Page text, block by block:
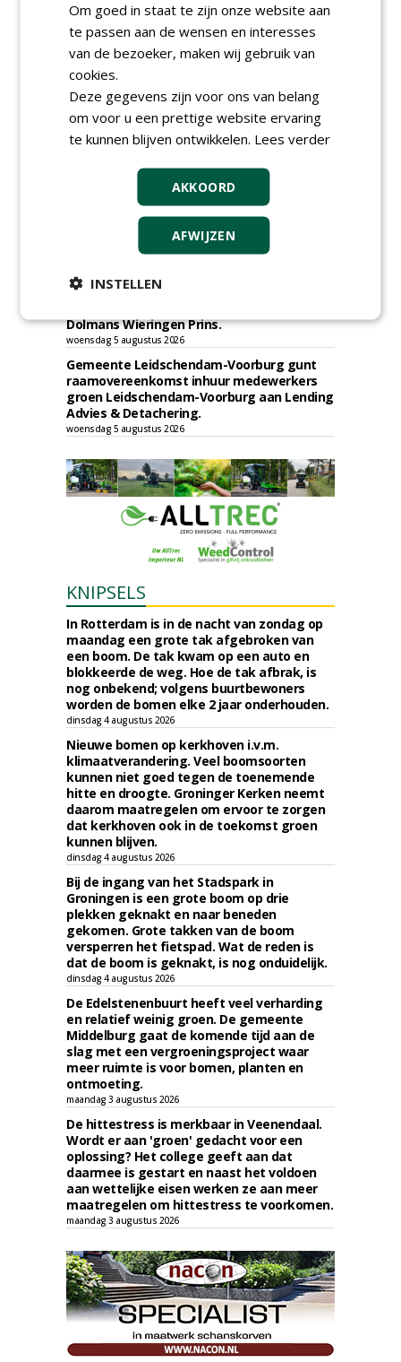
Gemeente Eindhoven gunt groot
onderhoud ''Stedelijk bos'' binnen de
bebouwingscontour houtkap aan
Boomrooierij Weijtmans.
donderdag 6 augustus 2026
Ingenieursbureau Gemeente Amsterdam
gunt SOK 2.0 verhardingen aan diverse
partijen, o.a. Gebr. Griekspoor.
Irado gunt schoffelwerkzaamheden onder
verzwaarde omstandigheden aan
Bodegraven Flex.
woensdag 5 augustus 2026
Gemeente Amsterdam, Ingenieursbureau
gunt AI 2024-0210 raamovereenkomst
ecologisch beheer aan De Jong Zuurmond,
Dolmans Wieringen Prins.
woensdag 5 augustus 2026
Gemeente Leidschendam-Voorburg gunt
raamovereenkomst inhuur medewerkers
groen Leidschendam-Voorburg aan Lending
Advies & Detachering.
woensdag 5 augustus 2026
KNIPSELS
In Rotterdam is in de nacht van zondag op
maandag een grote tak afgebroken van
een boom. De tak kwam op een auto en
blokkeerde de weg. Hoe de tak afbrak, is
nog onbekend; volgens buurtbewoners
worden de bomen elke 2 jaar onderhouden.
dinsdag 4 augustus 2026
Nieuwe bomen op kerkhoven i.v.m.
klimaatverandering. Veel boomsoorten
kunnen niet goed tegen de toenemende
hitte en droogte. Groninger Kerken neemt
daarom maatregelen om ervoor te zorgen
dat kerkhoven ook in de toekomst groen
kunnen blijven.
dinsdag 4 augustus 2026
Bij de ingang van het Stadspark in
Groningen is een grote boom op drie
plekken geknakt en naar beneden
gekomen. Grote takken van de boom
versperren het fietspad. Wat de reden is
dat de boom is geknakt, is nog onduidelijk.
dinsdag 4 augustus 2026
De Edelstenenbuurt heeft veel verharding
en relatief weinig groen. De gemeente
Middelburg gaat de komende tijd aan de
slag met een vergroeningsproject waar
meer ruimte is voor bomen, planten en
ontmoeting.
maandag 3 augustus 2026
De hittestress is merkbaar in Veenendaal.
Wordt er aan 'groen' gedacht voor een
oplossing? Het college geeft aan dat
daarmee is gestart en naast het voldoen
aan wettelijke eisen werken ze aan meer
maatregelen om hittestress te voorkomen.
maandag 3 augustus 2026
Om goed in staat te zijn onze website aan
te passen aan de wensen en interesses
van de bezoeker, maken wij gebruik van
cookies.
Deze gegevens zijn voor ons van belang
om voor u een prettige website ervaring
te kunnen blijven ontwikkelen. Lees verder
AKKOORD
AFWIJZEN
INSTELLEN